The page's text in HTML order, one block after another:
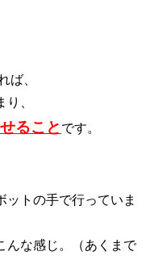
ば、
、
ること です。
ットの手で行っていま
んな感じ。（あくまで